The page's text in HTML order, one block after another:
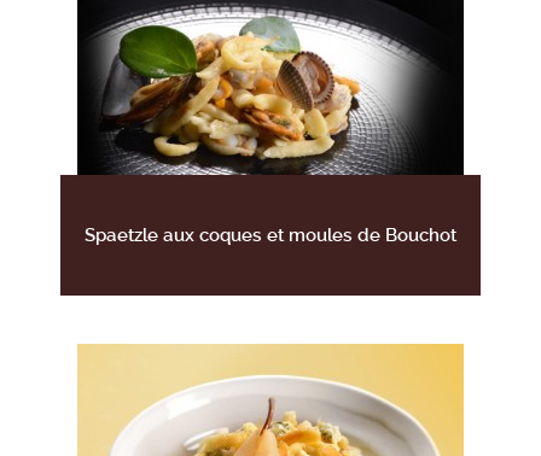
Spaetzle aux coques et moules de Bouchot